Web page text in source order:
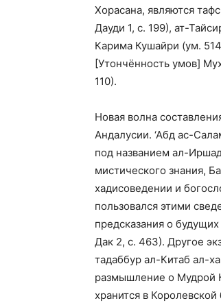
Хорасана, являются
Дауди 1, с. 199), ат-
Карима Кушайри (ум. 514
[Утончённость умов]
110).
Новая волна
Андалусии. ‘Абд ас-
под названием ал-
мистического знания,
хадисоведении и
пользовался этими
предсказания о
Дак 2, с. 463). Другое
тадаббур ал-Китаб ал-
размышление о Мудрой
хранится в